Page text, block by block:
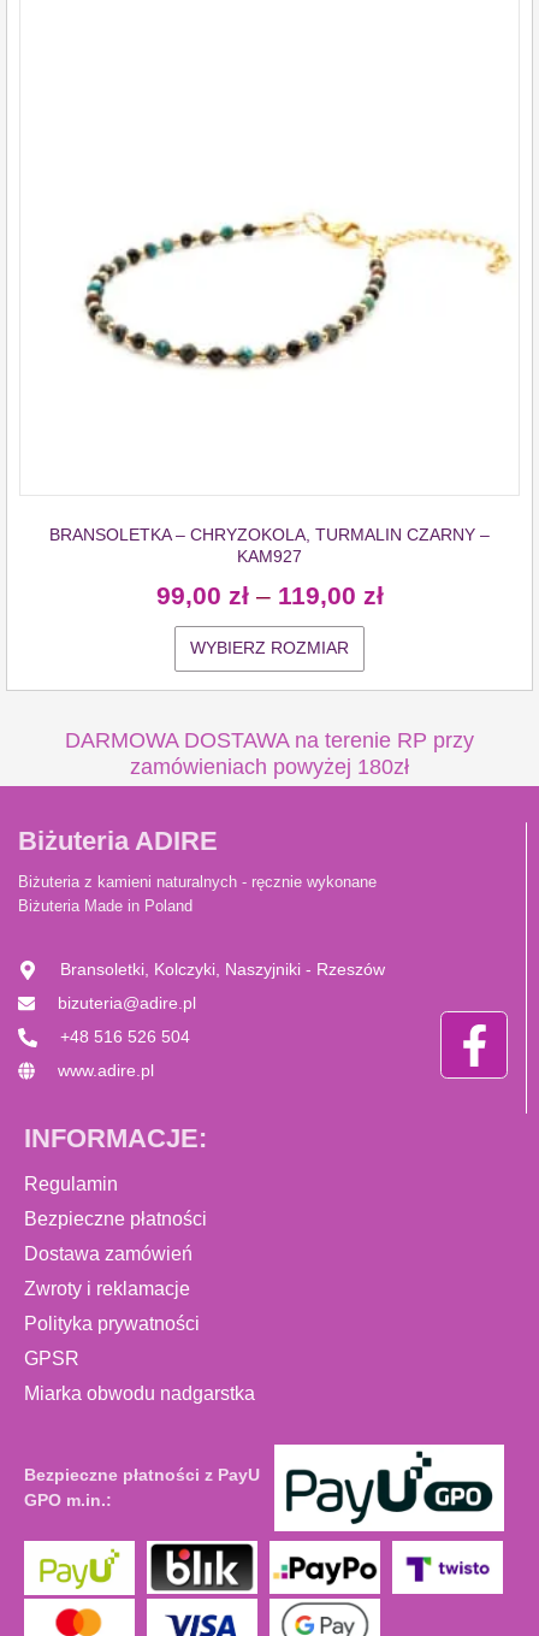
BRANSOLETKA – CHRYZOKOLA, TURMALIN CZARNY –
KAM927
99,00 zł – 119,00 zł
WYBIERZ ROZMIAR
DARMOWA DOSTAWA na terenie RP przy
zamówieniach powyżej 180zł
Biżuteria ADIRE
Biżuteria z kamieni naturalnych - ręcznie wykonane
Biżuteria Made in Poland
Bransoletki, Kolczyki, Naszyjniki - Rzeszów
bizuteria@adire.pl
+48 516 526 504
www.adire.pl
INFORMACJE:
Regulamin
Bezpieczne płatności
Dostawa zamówień
Zwroty i reklamacje
Polityka prywatności
GPSR
Miarka obwodu nadgarstka
Bezpieczne płatności z PayU
GPO m.in.: